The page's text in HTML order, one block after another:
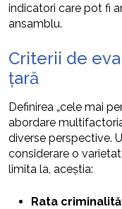
indicatori care pot fi
ansamblu.
Criterii de
țară
Definirea „cele mai
abordare
diverse perspective.
considerare o
limita la, aceștia:
Rata